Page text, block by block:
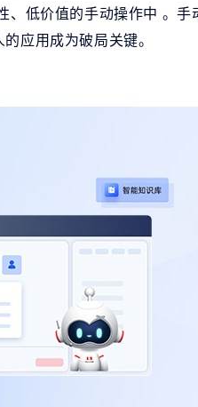
低价值的手动操作中 。
应用成为破局关键。